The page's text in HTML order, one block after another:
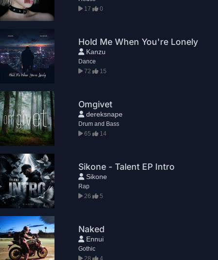
17
0
Hold Me When You're Lonely
Kanzu
Dance
72
15
Omgivet
dereksnape
Drum and Bass
65
14
Sikone - Talent EP Intro
Sikone
Rap
26
5
Naked
Ennui
Gothic
28
4